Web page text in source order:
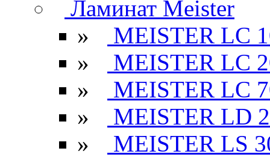
Ламинат Meister
»
MEISTER LC
»
MEISTER LC
»
MEISTER LC
»
MEISTER LD
»
MEISTER LS